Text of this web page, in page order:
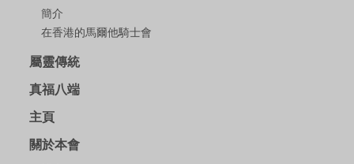
簡介
在香港的馬爾他騎士會
屬靈傳統
真福八端
主頁
關於本會